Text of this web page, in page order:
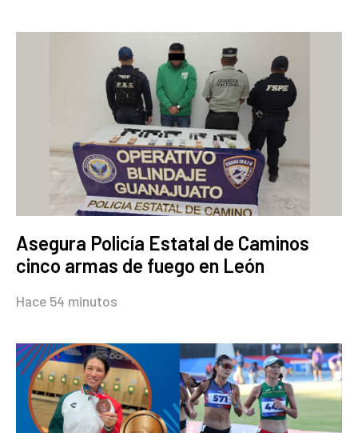
Asegura Policía Estatal de Caminos
cinco armas de fuego en León
Hace 54 minutos